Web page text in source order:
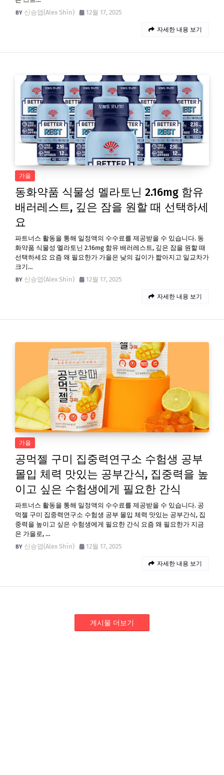
신승엽(Alex Shin)
12월 17, 2025
자세한 내용 보기
가을
동화약품 식물성 멜라토닌 2.16mg 함유
배러레스트, 깊은 잠을 원할 때 선택하세
요
파트너스 활동을 통해 일정액의 수수료를 제공받을 수 있습니다. 동
화약품 식물성 멜라토닌 2.16mg 함유 배러레스트, 깊은 잠을 원할 때
선택하세요 요즘 왜 필요한가 가을은 낮의 길이가 짧아지고 일교차가
크기…
신승엽(Alex Shin)
12월 17, 2025
자세한 내용 보기
가을
공먹젤 구미 집중력연구소 수험생 공부
몰입 체력 맛있는 공부간식, 집중력을 높
이고 싶은 수험생에게 필요한 간식
파트너스 활동을 통해 일정액의 수수료를 제공받을 수 있습니다. 공
먹젤 구미 집중력연구소 수험생 공부 몰입 체력 맛있는 공부간식, 집
중력을 높이고 싶은 수험생에게 필요한 간식 요즘 왜 필요한가 지금
은 가을로, …
신승엽(Alex Shin)
12월 17, 2025
자세한 내용 보기
게시물 더보기